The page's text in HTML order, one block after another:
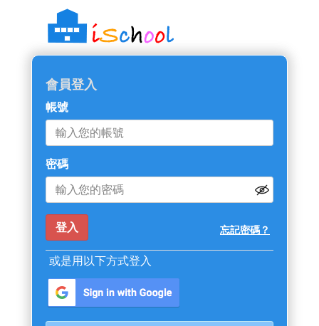
會員登入
帳號
密碼
忘記密碼？
或是用以下方式登入